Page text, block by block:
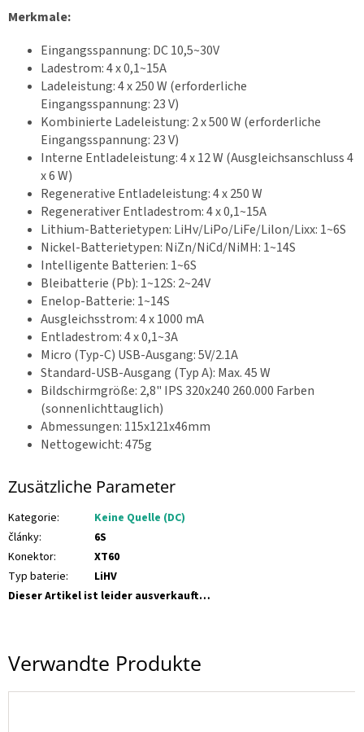
Verwandte Produkte
Merkmale:
Eingangsspannung: DC 10,5~30V
Ladestrom: 4 x 0,1~15A
Ladeleistung: 4 x 250 W (erforderliche
Eingangsspannung: 23 V)
Kombinierte Ladeleistung: 2 x 500 W (erforderliche
Eingangsspannung: 23 V)
Interne Entladeleistung: 4 x 12 W (Ausgleichsanschluss 4
x 6 W)
Regenerative Entladeleistung: 4 x 250 W
Regenerativer Entladestrom: 4 x 0,1~15A
Lithium-Batterietypen: LiHv/LiPo/LiFe/Lilon/Lixx: 1~6S
Nickel-Batterietypen: NiZn/NiCd/NiMH: 1~14S
Intelligente Batterien: 1~6S
Bleibatterie (Pb): 1~12S: 2~24V
Enelop-Batterie: 1~14S
Ausgleichsstrom: 4 x 1000 mA
Entladestrom: 4 x 0,1~3A
Micro (Typ-C) USB-Ausgang: 5V/2.1A
Standard-USB-Ausgang (Typ A): Max. 45 W
Bildschirmgröße: 2,8" IPS 320x240 260.000 Farben
(sonnenlichttauglich)
Abmessungen: 115x121x46mm
Nettogewicht: 475g
Zusätzliche Parameter
Kategorie:
Keine Quelle (DC)
články:
6S
Konektor:
XT60
Typ baterie:
LiHV
Dieser Artikel ist leider ausverkauft…